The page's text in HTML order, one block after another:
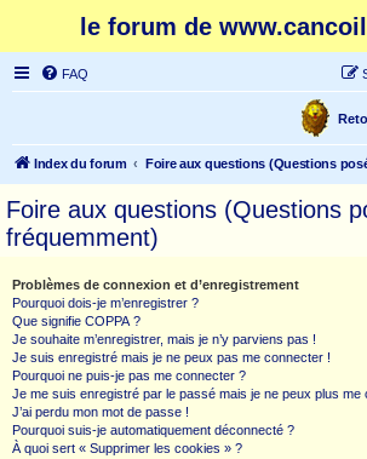
le forum de
FAQ
Index du forum Foire aux questions (Questions
Foire aux questions (Questions
fréquemment)
Problèmes de connexion et d’enregistrement
Pourquoi dois-je m’enregistrer ?
Que signifie COPPA ?
Je souhaite m’enregistrer, mais je n’y parviens pas !
Je suis enregistré mais je ne peux pas me connecter !
Pourquoi ne puis-je pas me connecter ?
Je me suis enregistré par le passé mais je ne peux plus me
J’ai perdu mon mot de passe !
Pourquoi suis-je automatiquement déconnecté ?
À quoi sert « Supprimer les cookies » ?